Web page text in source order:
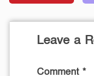
Leave a
Comment *